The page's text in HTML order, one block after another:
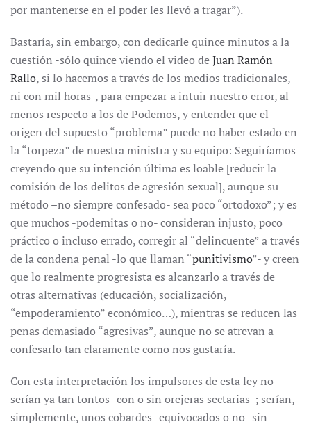
por mantenerse en el poder les llevó a tragar”).
Bastaría, sin embargo, con dedicarle quince minutos a la
cuestión -sólo quince viendo el video deJuan Ramón
Rallo, si lo hacemos a través de los medios tradicionales,
ni con mil horas-, para empezar a intuir nuestro error, al
menos respecto a los de Podemos, y entender que el
origen del supuesto “problema” puede no haber estado en
la “torpeza” de nuestra ministra y su equipo: Seguiríamos
creyendo que su intención última es loable [reducir la
comisión de los delitos de agresión sexual], aunque su
método –no siempre confesado- sea poco “ortodoxo”; y es
que muchos -podemitas o no- consideran injusto, poco
práctico o incluso errado, corregir al “delincuente” a través
de la condena penal -lo que llaman “punitivismo”- y creen
que lo realmente progresista es alcanzarlo a través de
otras alternativas (educación, socialización,
“empoderamiento” económico…), mientras se reducen las
penas demasiado “agresivas”, aunque no se atrevan a
confesarlo tan claramente como nos gustaría.
Con esta interpretación los impulsores de esta ley no
serían ya tan tontos -con o sin orejeras sectarias-; serían,
simplemente, unos cobardes -equivocados o no- sin